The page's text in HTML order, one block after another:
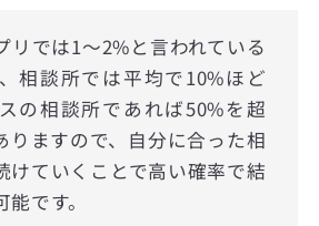
リでは1〜2%と言われている
相談所では平均で10%ほど
の相談所であれば50%を超
りますので、自分に合った相
けていくことで高い確率で結
です。